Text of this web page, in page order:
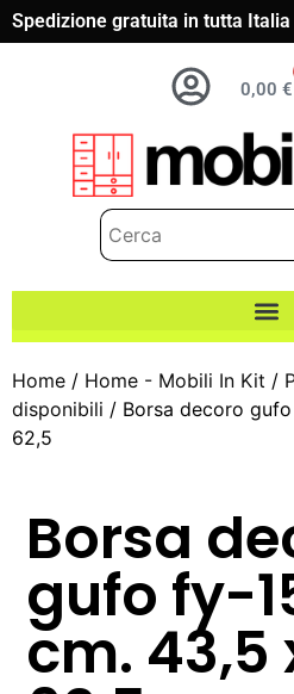
Spedizione gratuita in tutta Italia
0,00 €
Home / Home - Mobili In Kit /
disponibili / Borsa decoro
62,5
Borsa
gufo fy-
cm. 43,5